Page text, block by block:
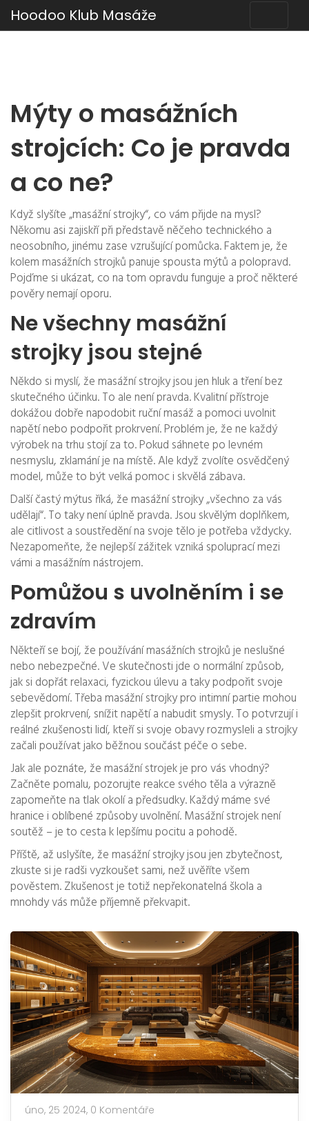
Hoodoo Klub Masáže
Mýty o masážních
strojcích: Co je pravda
a co ne?
Když slyšíte „masážní strojky“, co vám přijde na mysl?
Někomu asi zajiskří při představě něčeho technického a
neosobního, jinému zase vzrušující pomůcka. Faktem je, že
kolem masážních strojků panuje spousta mýtů a polopravd.
Pojďme si ukázat, co na tom opravdu funguje a proč některé
pověry nemají oporu.
Ne všechny masážní
strojky jsou stejné
Někdo si myslí, že masážní strojky jsou jen hluk a tření bez
skutečného účinku. To ale není pravda. Kvalitní přístroje
dokážou dobře napodobit ruční masáž a pomoci uvolnit
napětí nebo podpořit prokrvení. Problém je, že ne každý
výrobek na trhu stojí za to. Pokud sáhnete po levném
nesmyslu, zklamání je na místě. Ale když zvolíte osvědčený
model, může to být velká pomoc i skvělá zábava.
Další častý mýtus říká, že masážní strojky „všechno za vás
udělají“. To taky není úplně pravda. Jsou skvělým doplňkem,
ale citlivost a soustředění na svoje tělo je potřeba vždycky.
Nezapomeňte, že nejlepší zážitek vzniká spoluprací mezi
vámi a masážním nástrojem.
Pomůžou s uvolněním i se
zdravím
Někteří se bojí, že používání masážních strojků je neslušné
nebo nebezpečné. Ve skutečnosti jde o normální způsob,
jak si dopřát relaxaci, fyzickou úlevu a taky podpořit svoje
sebevědomí. Třeba masážní strojky pro intimní partie mohou
zlepšit prokrvení, snížit napětí a nabudit smysly. To potvrzují i
reálné zkušenosti lidí, kteří si svoje obavy rozmysleli a strojky
začali používat jako běžnou součást péče o sebe.
Jak ale poznáte, že masážní strojek je pro vás vhodný?
Začněte pomalu, pozorujte reakce svého těla a výrazně
zapomeňte na tlak okolí a předsudky. Každý máme své
hranice i oblíbené způsoby uvolnění. Masážní strojek není
soutěž – je to cesta k lepšímu pocitu a pohodě.
Příště, až uslyšíte, že masážní strojky jsou jen zbytečnost,
zkuste si je radši vyzkoušet sami, než uvěříte všem
pověstem. Zkušenost je totiž nepřekonatelná škola a
mnohdy vás může příjemně překvapit.
úno, 25 2024, 0 Komentáře